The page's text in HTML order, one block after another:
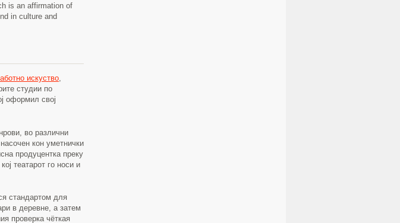
is an affirmation of
in culture and
искуство,
студии по
оформил свој
во различни
кон уметнички
продуцентка преку
театарот го носи и
стандартом для
в деревне, а затем
проверка чёткая